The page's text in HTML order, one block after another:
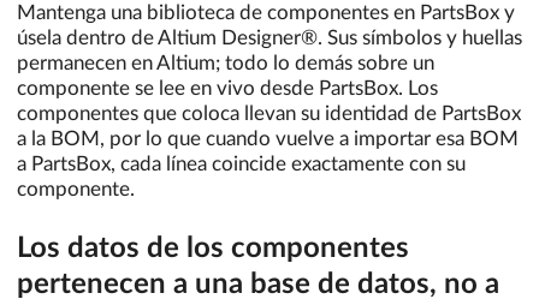
Mantenga una biblioteca de componentes en PartsBox y
úsela dentro de Altium Designer®. Sus símbolos y huellas
permanecen en Altium; todo lo demás sobre un
componente se lee en vivo desde PartsBox. Los
componentes que coloca llevan su identidad de PartsBox
a la BOM, por lo que cuando vuelve a importar esa BOM
a PartsBox, cada línea coincide exactamente con su
componente.
Los datos de los componentes
pertenecen a una base de datos, no a